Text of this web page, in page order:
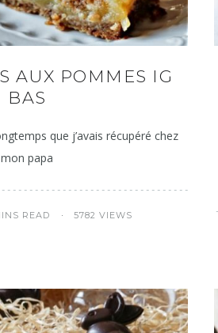
AUX POMMES IG
BAS
que j’avais récupéré chez
mon papa
READ 5782 VIEWS